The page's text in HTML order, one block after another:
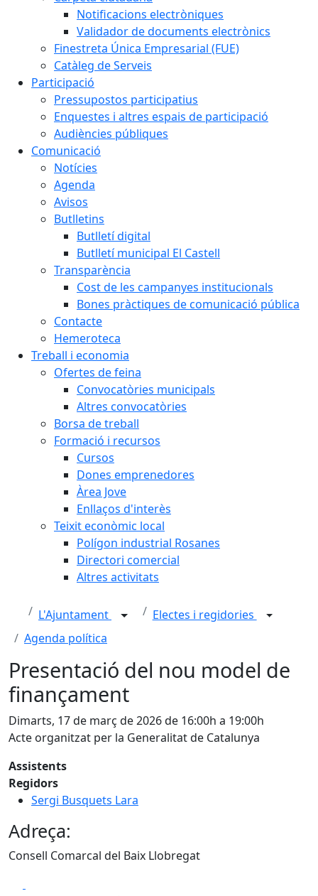
Notificacions electròniques
Validador de documents electrònics
Finestreta Única Empresarial (FUE)
Catàleg de Serveis
Participació
Pressupostos participatius
Enquestes i altres espais de participació
Audiències públiques
Comunicació
Notícies
Agenda
Avisos
Butlletins
Butlletí digital
Butlletí municipal El Castell
Transparència
Cost de les campanyes institucionals
Bones pràctiques de comunicació pública
Contacte
Hemeroteca
Treball i economia
Ofertes de feina
Convocatòries municipals
Altres convocatòries
Borsa de treball
Formació i recursos
Cursos
Dones emprenedores
Àrea Jove
Enllaços d'interès
Teixit econòmic local
Polígon industrial Rosanes
Directori comercial
Altres activitats
L'Ajuntament
Electes i regidories
Agenda política
Presentació del nou model de
finançament
Dimarts, 17 de març de 2026 de 16:00h a 19:00h
Acte organitzat per la Generalitat de Catalunya
Assistents
Regidors
Sergi Busquets Lara
Adreça:
Consell Comarcal del Baix Llobregat